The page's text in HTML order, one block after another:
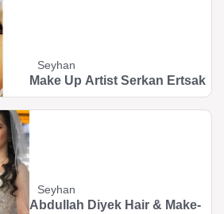
Seyhan
Make Up Artist Serkan Ertsak
Seyhan
Abdullah Diyek Hair & Make-